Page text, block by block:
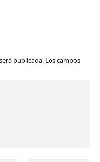
publicada. Los campos